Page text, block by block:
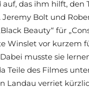
das ihm hilft, den
Jeremy Bolt und
Beauty“ für
Winslet vor kurzem
Dabei musste sie
Teile des Filmes
Landau verriet